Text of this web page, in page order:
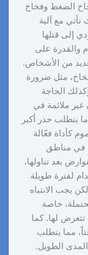
الضغط وفخاخ
مع آلية
إلى قتلها
والقدرة على
من الأشخاص.
مثل ضرورة
الحاجة
غير ملائمة في
ما يتطلب حذر أكبر
كأداة فعّالة
في مناطق
بعد تناولها،
لفترة طويلة
يجب الانتباه
خاصة
تتعرض لها. كما
مما يتطلب
المدى الطويل.